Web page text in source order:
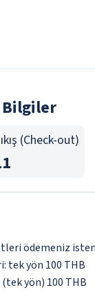
Bilgiler
(Check-out)
ödemeniz
tek yön 100 THB
yön) 100 THB